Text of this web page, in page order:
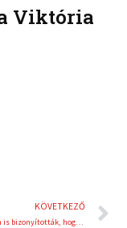
Viktória
KÖVETKEZŐ
Tudományosan is bizonyították, hogy tanulható a boldogság